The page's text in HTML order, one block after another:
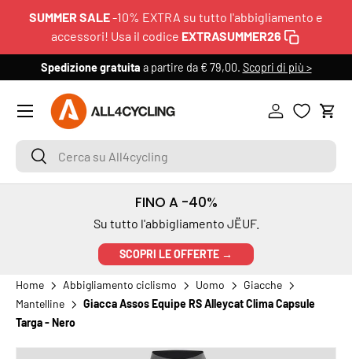
SUMMER SALE-10% EXTRA su tutto l'abbigliamento e
accessori! Usa il codice EXTRASUMMER26
Spedizione gratuita a partire da € 79,00. Scopri di più >
Cerca su All4cycling
Cerca
Accedi
Menu
FINO A -40%
Su tutto l'abbigliamento JËUF.
SCOPRI LE OFFERTE →
Home Abbigliamento ciclismo Uomo
Giacche
Mantelline
Giacca Assos Equipe RS Alleycat Clima Capsule
Targa - Nero